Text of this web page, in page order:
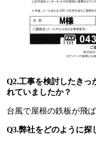
Q2.工事を検討したきっ
れていましたか？
台風で屋根の鉄板が飛
Q3.弊社をどのように探